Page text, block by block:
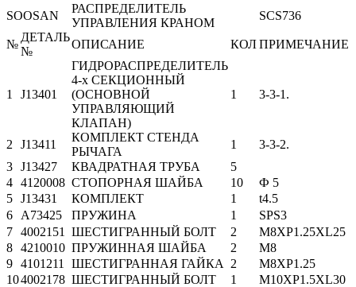
SOOSAN
РАСПРЕДЕЛИТЕЛЬ
УПРАВЛЕНИЯ КРАНОМ
SCS736
№
ДЕТАЛЬ
№
ОПИСАНИЕ КОЛПРИМЕЧАНИЕ
1 J13401
ГИДРОРАСПРЕДЕЛИТЕЛЬ
4-х СЕКЦИОННЫЙ
(ОСНОВНОЙ
УПРАВЛЯЮЩИЙ
КЛАПАН)
1 3-3-1.
2 J13411
КОМПЛЕКТ СТЕНДА
РЫЧАГА
1
3-3-2.
3 J13427 КВАДРАТНАЯ ТРУБА
5
4 4120008 СТОПОРНАЯ ШАЙБА 10
Ф 5
5 J13431 КОМПЛЕКТ 1
t4.5
6
A73425 ПРУЖИНА 1
SPS3
7 4002151 ШЕСТИГРАННЫЙ БОЛТ 2
M8XP1.25XL25
8 4210010 ПРУЖИННАЯ ШАЙБА 2
M8
9 4101211 ШЕСТИГРАННАЯ ГАЙКА 2
M8XP1.25
104002178 ШЕСТИГРАННЫЙ БОЛТ 1
M10XP1.5XL30